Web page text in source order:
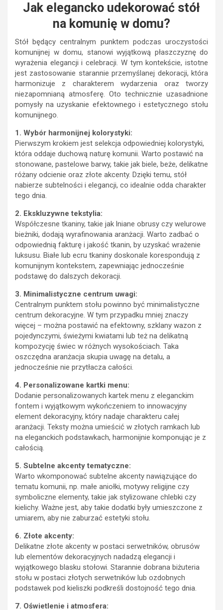
Jak elegancko udekorować stół
na komunię w domu?
Stół będący centralnym punktem podczas uroczystości
komunijnej w domu, stanowi wyjątkową płaszczyznę do
wyrażenia elegancji i celebracji. W tym kontekście, istotne
jest zastosowanie starannie przemyślanej dekoracji, która
harmonizuje z charakterem wydarzenia oraz tworzy
niezapomnianą atmosferę. Oto technicznie uzasadnione
pomysły na uzyskanie efektownego i estetycznego stołu
komunijnego.
1. Wybór harmonijnej kolorystyki:
Pierwszym krokiem jest selekcja odpowiedniej kolorystyki,
która oddaje duchową naturę komunii. Warto postawić na
stonowane, pastelowe barwy, takie jak biele, beże, delikatne
różany odcienie oraz złote akcenty. Dzięki temu, stół
nabierze subtelności i elegancji, co idealnie odda charakter
tego dnia.
2. Ekskluzywne tekstylia:
Współczesne tkaniny, takie jak lniane obrusy czy welurowe
bieżniki, dodają wyrafinowania aranżacji. Warto zadbać o
odpowiednią fakturę i jakość tkanin, by uzyskać wrażenie
luksusu. Białe lub ecru tkaniny doskonale korespondują z
komunijnym kontekstem, zapewniając jednocześnie
podstawę do dalszych dekoracji.
3. Minimalistyczne centrum uwagi:
Centralnym punktem stołu powinno być minimalistyczne
centrum dekoracyjne. W tym przypadku mniej znaczy
więcej – można postawić na efektowny, szklany wazon z
pojedynczymi, świeżymi kwiatami lub też na delikatną
kompozycję świec w różnych wysokościach. Taka
oszczędna aranżacja skupia uwagę na detalu, a
jednocześnie nie przytłacza całości.
4. Personalizowane kartki menu:
Dodanie personalizowanych kartek menu z eleganckim
fontem i wyjątkowym wykończeniem to innowacyjny
element dekoracyjny, który nadaje charakteru całej
aranżacji. Teksty można umieścić w złotych ramkach lub
na eleganckich podstawkach, harmonijnie komponując je z
całością.
5. Subtelne akcenty tematyczne:
Warto wkomponować subtelne akcenty nawiązujące do
tematu komunii, np. małe aniołki, motywy religijne czy
symboliczne elementy, takie jak stylizowane chlebki czy
kielichy. Ważne jest, aby takie dodatki były umieszczone z
umiarem, aby nie zaburzać estetyki stołu.
6. Złote akcenty:
Delikatne złote akcenty w postaci serwetników, obrusów
lub elementów dekoracyjnych nadadzą elegancji i
wyjątkowego blasku stołowi. Starannie dobrana biżuteria
stołu w postaci złotych serwetników lub ozdobnych
podstawek pod kieliszki podkreśli dostojność tego dnia.
7. Oświetlenie i atmosfera: